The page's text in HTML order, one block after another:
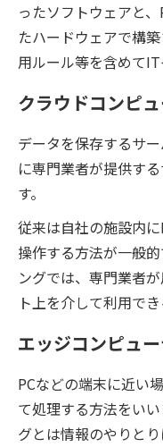
ったソフトウェアと
たハードウェアで構
用ルール等を含めてIT
クラウドコンピ
データを保存するサ
に専門業者が提供す
す。
従来は自社の施設内
操作する方法が一般
ングでは、専門業者
ト上を介して利用でき
エッジコンピュ
PCなどの端末に近い
て処理する方法をい
グとは情報のやりと